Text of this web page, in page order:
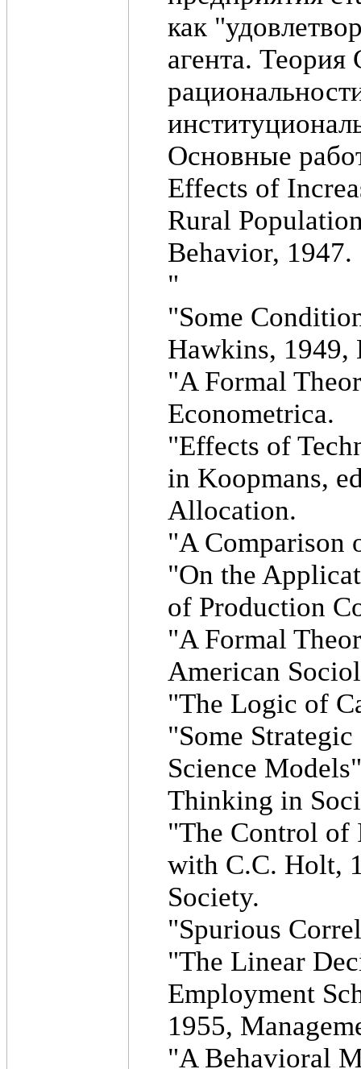
как
агента.
Основные
Effects of
Rural
Behavior, 1947.
"
"Some
Hawkins, 1949,
"A Formal
Econometrica.
"Effects of
in Koopmans,
Allocation.
"A Comparison
"On the
of Production
"A Formal
American
"The Logic of
"Some
Science
Thinking in
"The Control of
with C.C. Holt,
Society.
"Spurious
"The Linear
Employment
1955,
"A Behavioral